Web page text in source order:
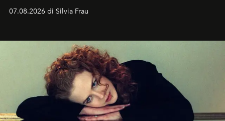
cognizione del tempo. Ma con quadranti così
07.08.2026 di Silvia Frau